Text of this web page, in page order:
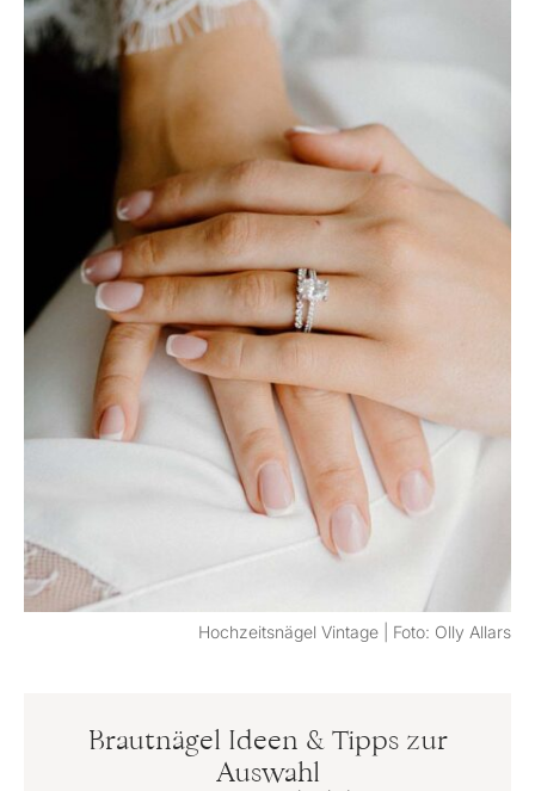
Hochzeitsnägel Vintage | Foto: Olly Allars
Brautnägel Ideen & Tipps zur
Auswahl